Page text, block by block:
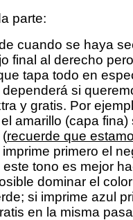
parte:
cuando se haya
final al derecho
tapa todo en
dependerá si
y gratis. Por
amarillo (capa
(recuerde que
primero el
tono es mejor
dominar el
si imprime azul
en la misma